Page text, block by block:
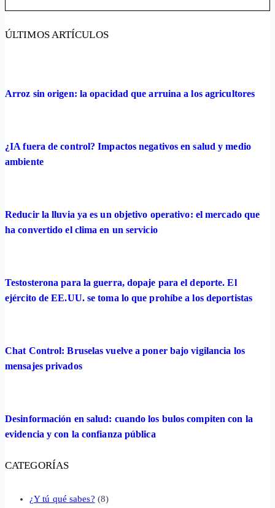
ÚLTIMOS ARTÍCULOS
Arroz sin origen: la opacidad que arruina a los agricultores
¿IA fuera de control? Impactos negativos en salud y medio
ambiente
Reducir la lluvia ya es un objetivo operativo: el mercado que
ha convertido el clima en un servicio
Testosterona para la guerra, dopaje para el deporte. El
ejército de EE.UU. se toma lo que prohíbe a los deportistas
Chat Control: Bruselas vuelve a poner bajo vigilancia los
mensajes privados
Desinformación en salud: cuando los bulos compiten con la
evidencia y con la confianza pública
CATEGORÍAS
¿Y tú qué sabes? (8)